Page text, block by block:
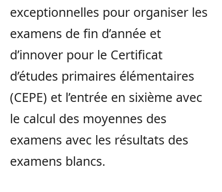
exceptionnelles pour organiser les
examens de fin d’année et
d’innover pour le Certificat
d’études primaires élémentaires
(CEPE) et l’entrée en sixième avec
le calcul des moyennes des
examens avec les résultats des
examens blancs.